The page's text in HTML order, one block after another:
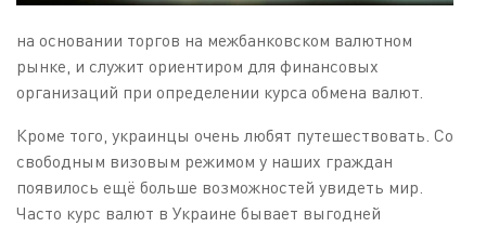
на основании торгов на межбанковском валютном
рынке, и служит ориентиром для финансовых
организаций при определении курса обмена валют.
Кроме того, украинцы очень любят путешествовать. Со
свободным визовым режимом у наших граждан
появилось ещё больше возможностей увидеть мир.
Часто курс валют в Украине бывает выгодней